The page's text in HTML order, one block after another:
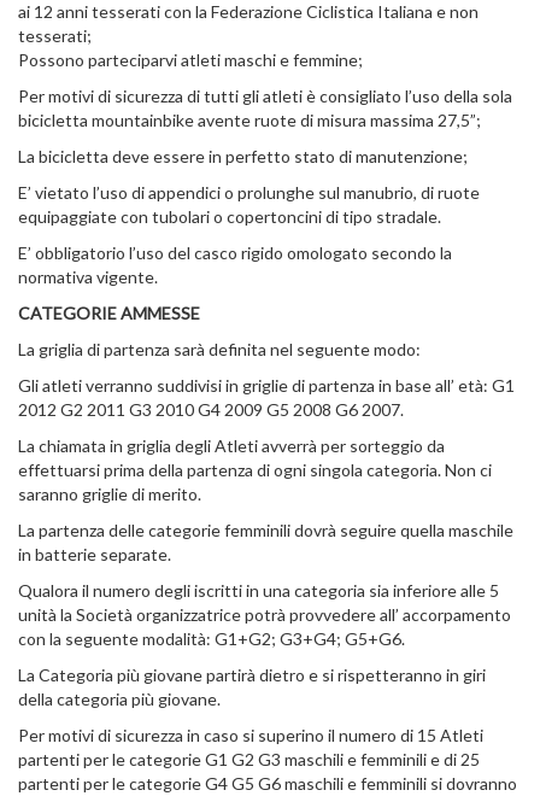
ai 12 anni tesserati con la Federazione Ciclistica Italiana e non
tesserati;
Possono parteciparvi atleti maschi e femmine;
Per motivi di sicurezza di tutti gli atleti è consigliato l’uso della sola
bicicletta mountainbike avente ruote di misura massima 27,5”;
La bicicletta deve essere in perfetto stato di manutenzione;
E’ vietato l’uso di appendici o prolunghe sul manubrio, di ruote
equipaggiate con tubolari o copertoncini di tipo stradale.
E’ obbligatorio l’uso del casco rigido omologato secondo la
normativa vigente.
CATEGORIE AMMESSE
La griglia di partenza sarà definita nel seguente modo:
Gli atleti verranno suddivisi in griglie di partenza in base all’ età: G1
2012 G2 2011 G3 2010 G4 2009 G5 2008 G6 2007.
La chiamata in griglia degli Atleti avverrà per sorteggio da
effettuarsi prima della partenza di ogni singola categoria. Non ci
saranno griglie di merito.
La partenza delle categorie femminili dovrà seguire quella maschile
in batterie separate.
Qualora il numero degli iscritti in una categoria sia inferiore alle 5
unità la Società organizzatrice potrà provvedere all’ accorpamento
con la seguente modalità: G1+G2; G3+G4; G5+G6.
La Categoria più giovane partirà dietro e si rispetteranno in giri
della categoria più giovane.
Per motivi di sicurezza in caso si superino il numero di 15 Atleti
partenti per le categorie G1 G2 G3 maschili e femminili e di 25
partenti per le categorie G4 G5 G6 maschili e femminili si dovranno